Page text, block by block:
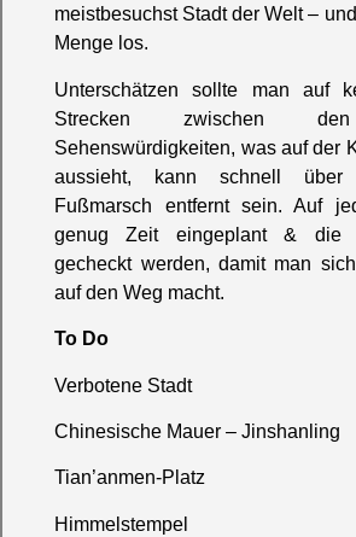
meistbesuchst Stadt der Welt –
Menge los.
Unterschätzen sollte man auf
Strecken zwischen
Sehenswürdigkeiten, was auf der
aussieht, kann schnell
Fußmarsch entfernt sein. Auf
genug Zeit eingeplant & die
gecheckt werden, damit man
auf den Weg macht.
To Do
Verbotene Stadt
Chinesische Mauer – Jinshanling
Tian’anmen-Platz
Himmelstempel